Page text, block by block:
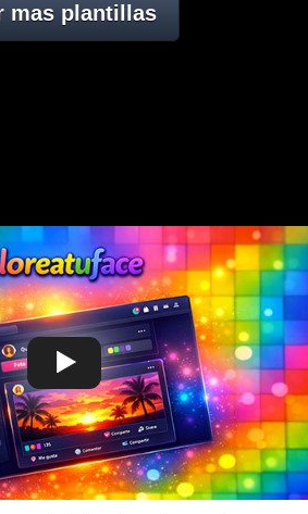
mas plantillas